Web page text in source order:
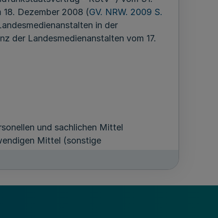
18. Dezember 2008 (GV. NRW. 2009 S.
in der
der Landesmedienanstalten vom 17.
und sachlichen Mittel
Mittel (sonstige